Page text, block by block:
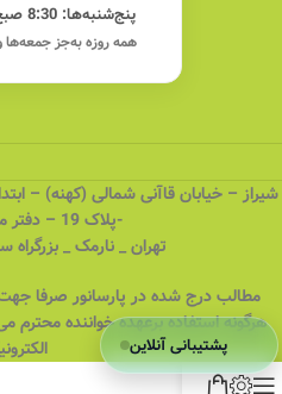
پنج‌شنبه‌ها: 8:30 صبح الی 2 بعدازظهر
همه روزه به‌جز جمعه‌ها
شیراز – خیابان قاآنی شمالی (کهنه) –
-پلاک 19 – دفتر مرکزی پارسانور
تهران _ نارمک _ بزرگراه
مطالب درج شده در پارسانور صرفا
هرگونه استفاده برعهده خواننده
پشتیبانی آنلاین